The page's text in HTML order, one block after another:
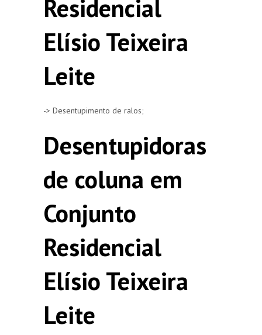
Residencial
Elísio Teixeira
Leite
-> Desentupimento de ralos;
Desentupidoras
de coluna em
Conjunto
Residencial
Elísio Teixeira
Leite